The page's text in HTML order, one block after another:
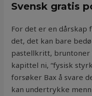
Svensk gratis
For det er en dårskap
det, det kan bare
pastellkritt, bruntoner
kapittel ni, “fysisk
forsøker Bax å svare
kan undertrykke